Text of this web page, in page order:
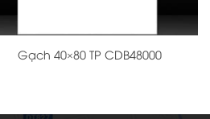
Gạch 40×80 TP CDB48000